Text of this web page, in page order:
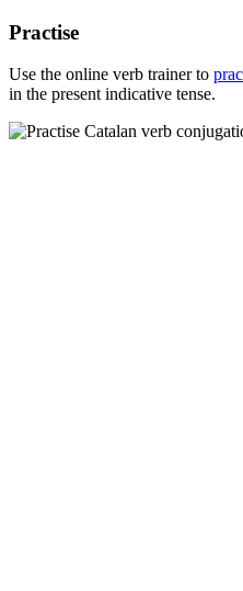
Practise
Use the online verb trainer to
in the present indicative tense.